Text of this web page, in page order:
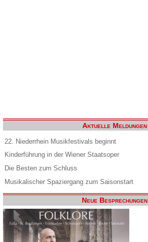
Aktuelle Meldungen
22. Niederrhein Musikfestivals beginnt
Kinderführung in der Wiener Staatsoper
Die Besten zum Schluss
Musikalischer Spaziergang zum Saisonstart
Neue Besprechungen